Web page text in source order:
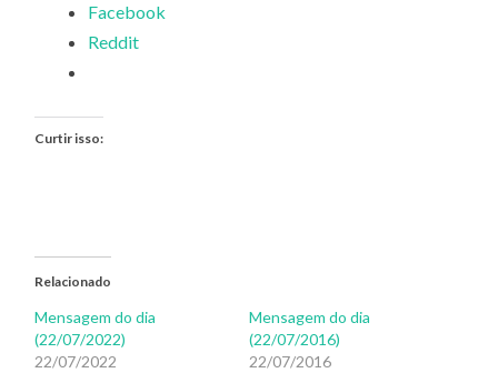
Facebook
Reddit
Curtir isso:
Relacionado
Mensagem do dia
(22/07/2022)
22/07/2022
Mensagem do dia
(22/07/2016)
22/07/2016